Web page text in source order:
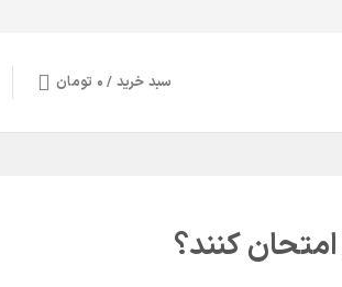
سبد خرید / 0 تومان
کنند؟